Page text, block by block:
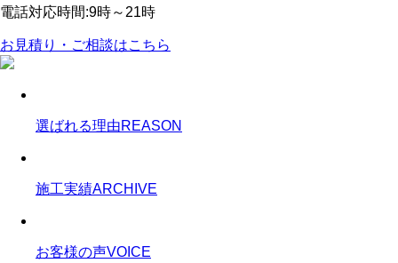
電話対応時間:9時～21時
お見積り・ご相談はこちら
選ばれる理由REASON
施工実績ARCHIVE
お客様の声VOICE